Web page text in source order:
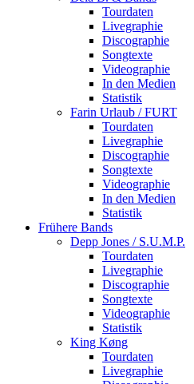
Tourdaten
Livegraphie
Discographie
Songtexte
Videographie
In den Medien
Statistik
Farin Urlaub / FURT
Tourdaten
Livegraphie
Discographie
Songtexte
Videographie
In den Medien
Statistik
Frühere Bands
Depp Jones / S.U.M.P.
Tourdaten
Livegraphie
Discographie
Songtexte
Videographie
Statistik
King Køng
Tourdaten
Livegraphie